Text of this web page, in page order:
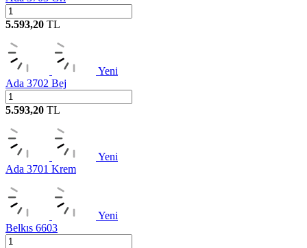
5.593,20 TL
Yeni
Ada 3702 Bej
5.593,20 TL
Yeni
Ada 3701 Krem
Yeni
Belkıs 6603